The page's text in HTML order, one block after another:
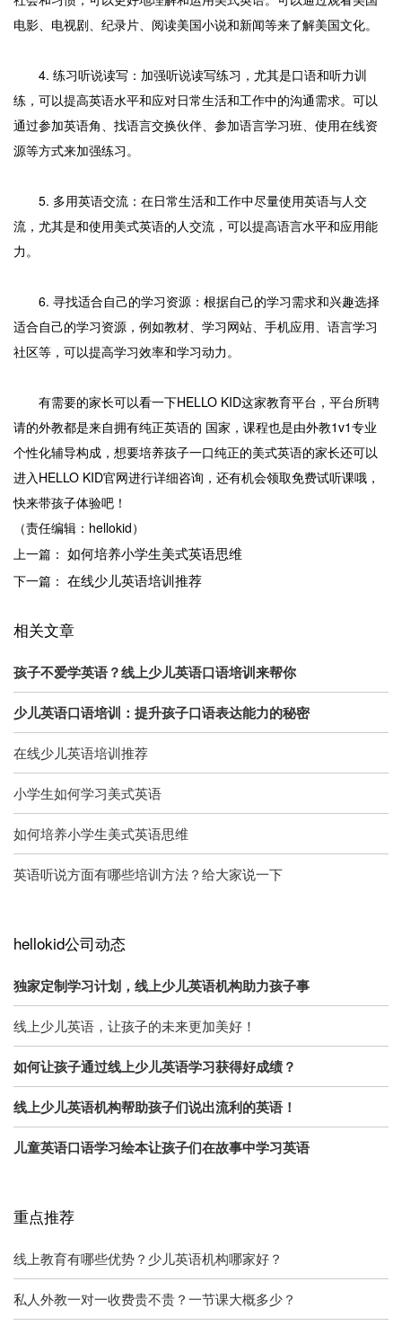
电影、电视剧、纪录片、阅读美国小说和新闻等来了解美国文化。
4. 练习听说读写：加强听说读写练习，尤其是口语和听力训
练，可以提高英语水平和应对日常生活和工作中的沟通需求。可以
通过参加英语角、找语言交换伙伴、参加语言学习班、使用在线资
源等方式来加强练习。
5. 多用英语交流：在日常生活和工作中尽量使用英语与人交
流，尤其是和使用美式英语的人交流，可以提高语言水平和应用能
力。
6. 寻找适合自己的学习资源：根据自己的学习需求和兴趣选择
适合自己的学习资源，例如教材、学习网站、手机应用、语言学习
社区等，可以提高学习效率和学习动力。
有需要的家长可以看一下HELLO KID这家教育平台，平台所聘
请的外教都是来自拥有纯正英语的 国家，课程也是由外教1v1专业
个性化辅导构成，想要培养孩子一口纯正的美式英语的家长还可以
进入HELLO KID官网进行详细咨询，还有机会领取免费试听课哦，
快来带孩子体验吧！
（责任编辑：hellokid）
上一篇： 如何培养小学生美式英语思维
下一篇： 在线少儿英语培训推荐
相关文章
孩子不爱学英语？线上少儿英语口语培训来帮你
少儿英语口语培训：提升孩子口语表达能力的秘密
在线少儿英语培训推荐
小学生如何学习美式英语
如何培养小学生美式英语思维
英语听说方面有哪些培训方法？给大家说一下
hellokid公司动态
独家定制学习计划，线上少儿英语机构助力孩子事
线上少儿英语，让孩子的未来更加美好！
如何让孩子通过线上少儿英语学习获得好成绩？
线上少儿英语机构帮助孩子们说出流利的英语！
儿童英语口语学习绘本让孩子们在故事中学习英语
重点推荐
线上教育有哪些优势？少儿英语机构哪家好？
私人外教一对一收费贵不贵？一节课大概多少？